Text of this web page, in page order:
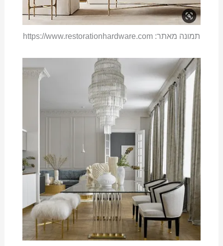
תמונה מאתר: https://www.restorationhardware.com